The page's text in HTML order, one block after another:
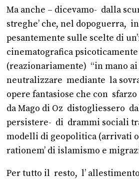
Ma anche – dicevamo- dalla
streghe’ che, nel dopoguerra,
pesantemente sulle scelte di
cinematografica psicoticamente
(reazionariamente) “in mano
neutralizzare mediante la
opere fantasiose che con
da Mago di Oz distogliessero
persistere- di drammi sociali
modelli di geopolitica (arrivati
rationem’ di islamismo e
Per tutto il resto, l’